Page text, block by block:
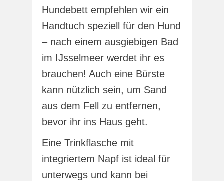
Hundebett empfehlen wir ein
Handtuch speziell für den Hund
– nach einem ausgiebigen Bad
im IJsselmeer werdet ihr es
brauchen! Auch eine Bürste
kann nützlich sein, um Sand
aus dem Fell zu entfernen,
bevor ihr ins Haus geht.
Eine Trinkflasche mit
integriertem Napf ist ideal für
unterwegs und kann bei